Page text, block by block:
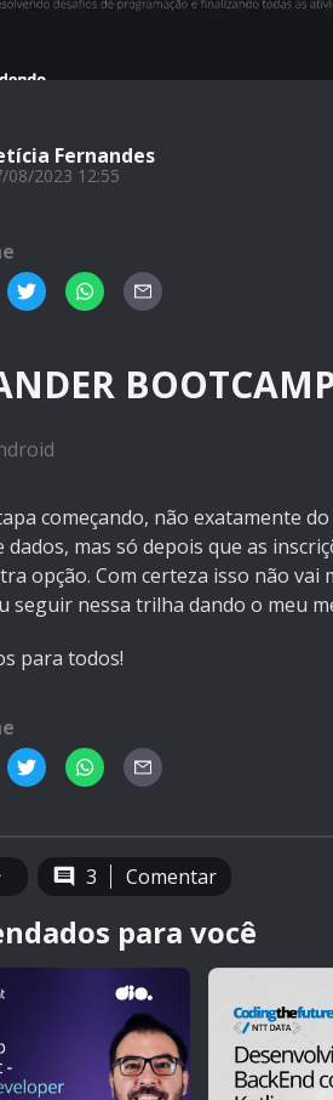
Fernandes
08/2023 12:55
começando, não exatamente
dados, mas só depois que as
opção. Com certeza isso não
seguir nessa trilha dando o meu
para todos!
3 Comentar
para você